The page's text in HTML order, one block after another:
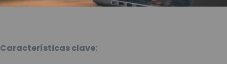
Características clave: